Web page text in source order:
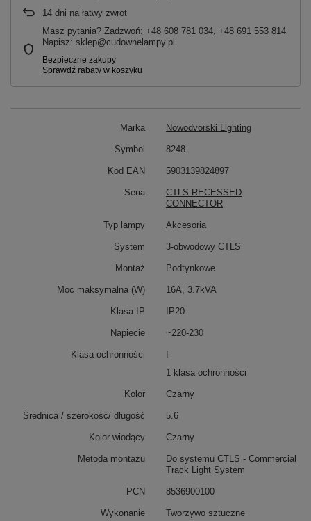
14 dni na łatwy zwrot
Masz pytania? Zadzwoń: +48 608 781 034, +48 691 553 814
Napisz: sklep@cudownelampy.pl
Marka Nowodvorski Lighting
Symbol 8248
Kod EAN 5903139824897
Seria
CTLS RECESSED
CONNECTOR
Typ lampy Akcesoria
System 3-obwodowy CTLS
Montaż Podtynkowe
Moc maksymalna (W) 16A, 3.7kVA
Klasa IP IP20
Napiecie ~220-230
Klasa ochronności
1 klasa ochronności
Kolor Czarny
Średnica / szerokość/ długość 5.6
Kolor wiodący Czarny
Metoda montażu
Do systemu CTLS - Commercial
Track Light System
PCN 8536900100
Wykonanie
Tworzywo sztuczne